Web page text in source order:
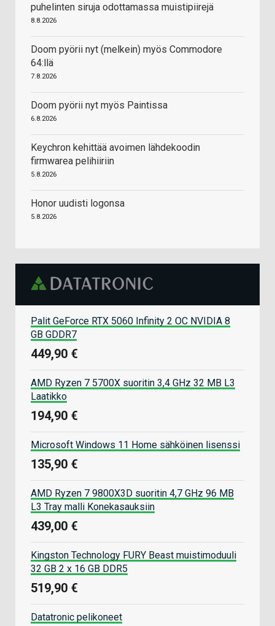
puhelinten siruja odottamassa muistipiirejä
8.8.2026
Doom pyörii nyt (melkein) myös Commodore
64:llä
7.8.2026
Doom pyörii nyt myös Paintissa
6.8.2026
Keychron kehittää avoimen lähdekoodin
firmwarea pelihiiriin
5.8.2026
Honor uudisti logonsa
5.8.2026
Palit GeForce RTX 5060 Infinity 2 OC NVIDIA 8
GB GDDR7
449,90 €
AMD Ryzen 7 5700X suoritin 3,4 GHz 32 MB L3
Laatikko
194,90 €
Microsoft Windows 11 Home sähköinen lisenssi
135,90 €
AMD Ryzen 7 9800X3D suoritin 4,7 GHz 96 MB
L3 Tray malli Konekasauksiin
439,00 €
Kingston Technology FURY Beast muistimoduuli
32 GB 2 x 16 GB DDR5
519,90 €
Datatronic pelikoneet